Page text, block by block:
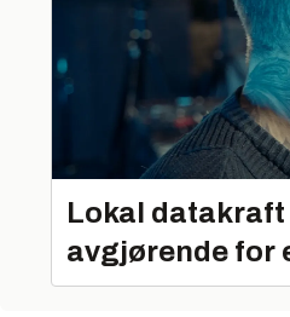
Lokal
avgjørende for